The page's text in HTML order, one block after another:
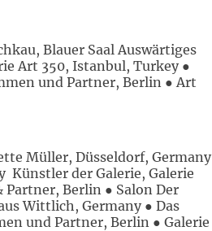
Blauer Saal Auswärtiges
Art 350, Istanbul, Turkey ●
und Partner, Berlin ● Art
Müller, Düsseldorf, Germany
Künstler der Galerie, Galerie
Berlin ● Salon Der
Wittlich, Germany ● Das
und Partner, Berlin ● Galerie